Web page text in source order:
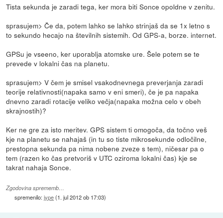
Tista sekunda je zaradi tega, ker mora biti Sonce opoldne v zenitu.
sprasujem> Če da, potem lahko se lahko strinjaš da se 1x letno s
to sekundo hecajo na številnih sistemih. Od GPS-a, borze. internet.
GPSu je vseeno, ker uporablja atomske ure. Šele potem se te
prevede v lokalni čas na planetu.
sprasujem> V čem je smisel vsakodnevnega preverjanja zaradi
teorije relativnosti(napaka samo v eni smeri), če je pa napaka
dnevno zaradi rotacije veliko večja(napaka možna celo v obeh
skrajnostih)?
Ker ne gre za isto meritev. GPS sistem ti omogoča, da točno veš
kje na planetu se nahajaš (in tu so tiste mikrosekunde odločilne,
prestopna sekunda pa nima nobene zveze s tem), ničesar pa o
tem (razen ko čas pretvoriš v UTC oziroma lokalni čas) kje se
takrat nahaja Sonce.
Zgodovina sprememb…
spremenilo:jype(1. jul 2012 ob 17:03)